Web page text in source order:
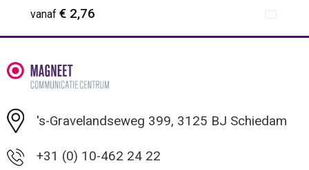
vanaf € 2,76
Minimale afname: 1
's-Gravelandseweg 399, 3125 BJ Schiedam
+31 (0) 10-462 24 22